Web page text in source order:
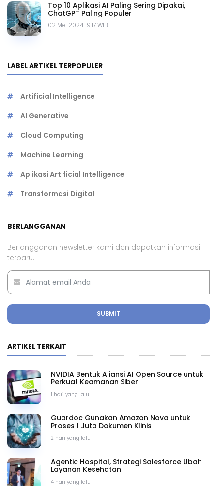
Top 10 Aplikasi AI Paling Sering Dipakai,
ChatGPT Paling Populer
02 Mei 2024 19.17 WIB
LABEL ARTIKEL TERPOPULER
Artificial Intelligence
AI Generative
Cloud Computing
Machine Learning
Aplikasi Artificial Intelligence
Transformasi Digital
BERLANGGANAN
Berlangganan newsletter kami dan dapatkan informasi
terbaru.
SUBMIT
ARTIKEL TERKAIT
1 hari yang lalu
NVIDIA Bentuk Aliansi AI Open Source untuk
Perkuat Keamanan Siber
2 hari yang lalu
Guardoc Gunakan Amazon Nova untuk
Proses 1 Juta Dokumen Klinis
4 hari yang lalu
Agentic Hospital, Strategi Salesforce Ubah
Layanan Kesehatan